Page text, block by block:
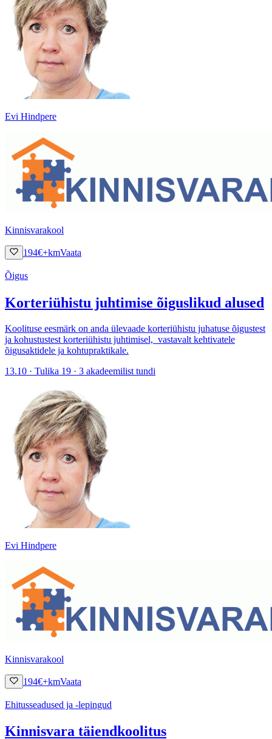
Evi Hindpere
Kinnisvarakool
194€+kmVaata
Õigus
Korteriühistu juhtimise õiguslikud alused
Koolituse eesmärk on anda ülevaade korteriühistu juhatuse õigustest
ja kohustustest korteriühistu juhtimisel, vastavalt kehtivatele
õigusaktidele ja kohtupraktikale.
13.10 · Tulika 19 · 3 akadeemilist tundi
Evi Hindpere
Kinnisvarakool
194€+kmVaata
Ehitusseadused ja -lepingud
Kinnisvara täiendkoolitus